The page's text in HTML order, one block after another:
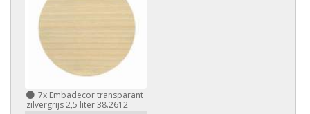
7x Embadecor transparant
zilvergrijs 2,5 liter 38.2612